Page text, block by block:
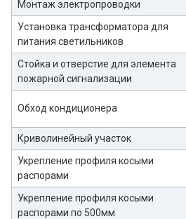
Монтаж электропроводки
Установка трансформатора для
питания светильников
Стойка и отверстие для элемента
пожарной сигнализации
Обход кондиционера
Криволинейный участок
Укрепление профиля косыми
распорами
Укрепление профиля косыми
распорами по 500мм